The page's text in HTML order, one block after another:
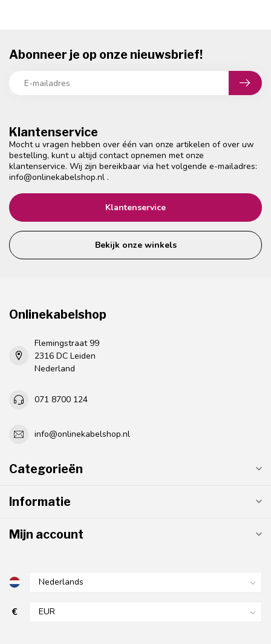
Klantenservice
Mocht u vragen hebben over één van onze artikelen of over uw
bestelling, kunt u altijd contact opnemen met onze
klantenservice. Wij zijn bereikbaar via het volgende e-mailadres:
info@onlinekabelshop.nl .
Klantenservice
Bekijk onze winkels
Abonneer je op onze nieuwsbrief!
Onlinekabelshop
Flemingstraat 99
2316 DC Leiden
Nederland
071 8700 124
info@onlinekabelshop.nl
Categorieën
Informatie
Mijn account
€